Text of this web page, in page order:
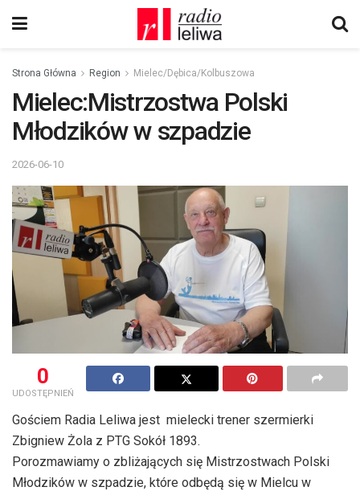
Strona Główna Region Mielec/Dębica/Kolbuszowa
Mielec:Mistrzostwa Polski
Młodzików w szpadzie
2026-06-10
0
UDOSTĘPNIEŃ
Gościem Radia Leliwa jest mielecki trener szermierki
Zbigniew Żola z PTG Sokół 1893.
Porozmawiamy o zbliżających się Mistrzostwach Polski
Młodzików w szpadzie, które odbędą się w Mielcu w